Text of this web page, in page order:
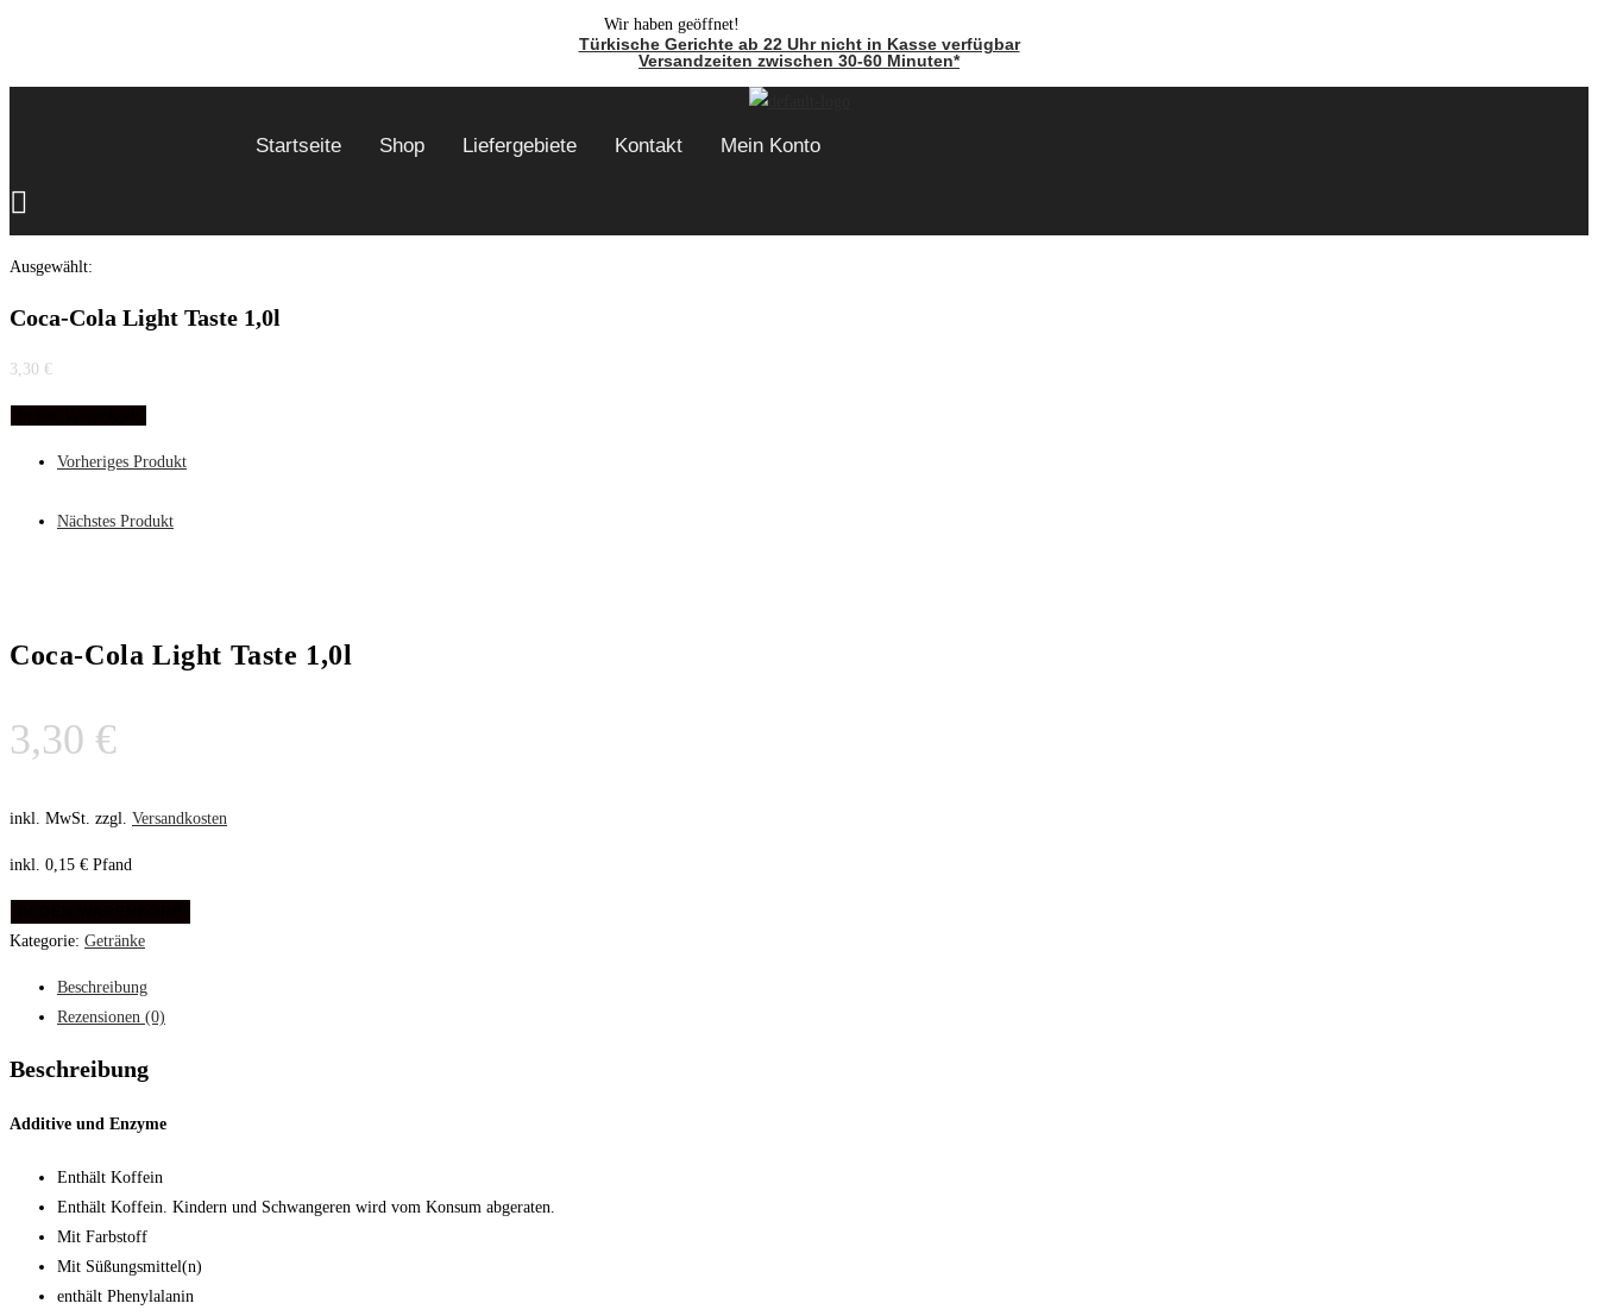
springen
Wir haben geöffnet!
Türkische Gerichte ab 22 Uhr nicht in Kasse verfügbar
Versandzeiten zwischen 30-60 Minuten*
Startseite Shop Liefergebiete Kontakt Mein Konto
Ausgewählt:
Coca-Cola Light Taste 1,0l
3,30 €
Vorheriges Produkt
Nächstes Produkt
Coca-Cola Light Taste 1,0l
3,30 €
inkl. MwSt. zzgl. Versandkosten
inkl. 0,15 € Pfand
Kategorie: Getränke
Beschreibung
Rezensionen (0)
Beschreibung
Additive und Enzyme
Enthält Koffein
Enthält Koffein. Kindern und Schwangeren wird vom Konsum abgeraten.
Mit Farbstoff
Mit Süßungsmittel(n)
enthält Phenylalanin